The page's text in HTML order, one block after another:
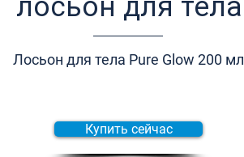
лосьон для тела
Лосьон для тела Pure Glow 200 мл
Купить сейчас